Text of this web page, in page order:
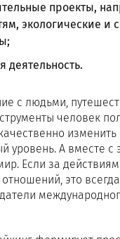
проекты,
экологические и
деятельность.
с людьми,
человек
уровень. А вместе с
Если за
это